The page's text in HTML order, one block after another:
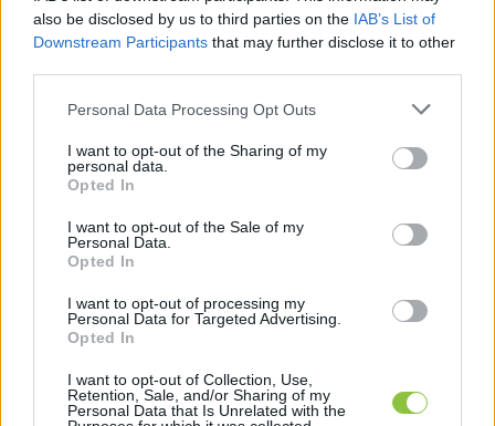
also be disclosed by us to third parties on the IAB’s List of
Downstream Participants that may further disclose it to other
Please note that this website/app uses one or more Google
not limited to your visit or usage behaviour. You may click to
grant or deny consent to Google and its third-party tags to
use your data for below specified purposes in below Google
consent section.
Personal Data Processing Opt Outs
I want to opt-out of the Sharing of my
personal data.
Opted In
I want to opt-out of the Sale of my
Personal Data.
Opted In
I want to opt-out of processing my
Personal Data for Targeted Advertising.
Opted In
I want to opt-out of Collection, Use,
Retention, Sale, and/or Sharing of my
Personal Data that Is Unrelated with the
Fotó: Szentirmay Tamás (Lcafe)